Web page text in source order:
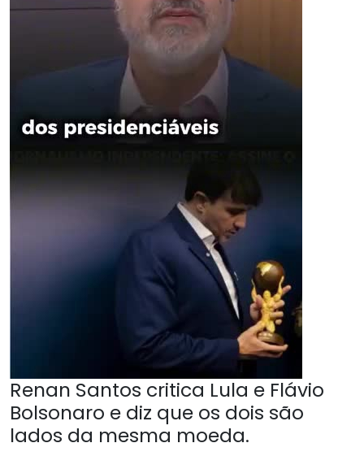
Renan Santos critica Lula e Flávio
Bolsonaro e diz que os dois são
lados da mesma moeda.